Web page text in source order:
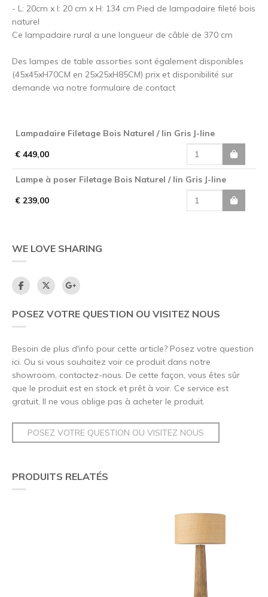
- L: 20cm x l: 20 cm x H: 134 cm Pied de lampadaire fileté bois
naturel
Ce lampadaire rural a une longueur de câble de 370 cm
Des lampes de table assorties sont également disponibles
(45x45xH70CM en 25x25xH85CM) prix et disponibilité sur
demande via notre formulaire de contact
Lampadaire Filetage Bois Naturel / lin Gris J-line
€ 449,00
Lampe à poser Filetage Bois Naturel / lin Gris J-line
€ 239,00
WE LOVE SHARING
POSEZ VOTRE QUESTION OU VISITEZ NOUS
Besoin de plus d'info pour cette article? Posez votre question
ici. Ou si vous souhaitez voir ce produit dans notre
showroom, contactez-nous. De cette façon, vous êtes sûr
que le produit est en stock et prêt à voir. Ce service est
gratuit. Il ne vous oblige pas à acheter le produit.
POSEZ VOTRE QUESTION OU VISITEZ NOUS
PRODUITS RELATÉS